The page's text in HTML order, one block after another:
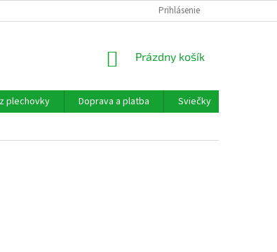
ÚDAJOV Prihlásenie
NÁKUPNÝ
Prázdny košík
plechovky Doprava a platba Sviečky